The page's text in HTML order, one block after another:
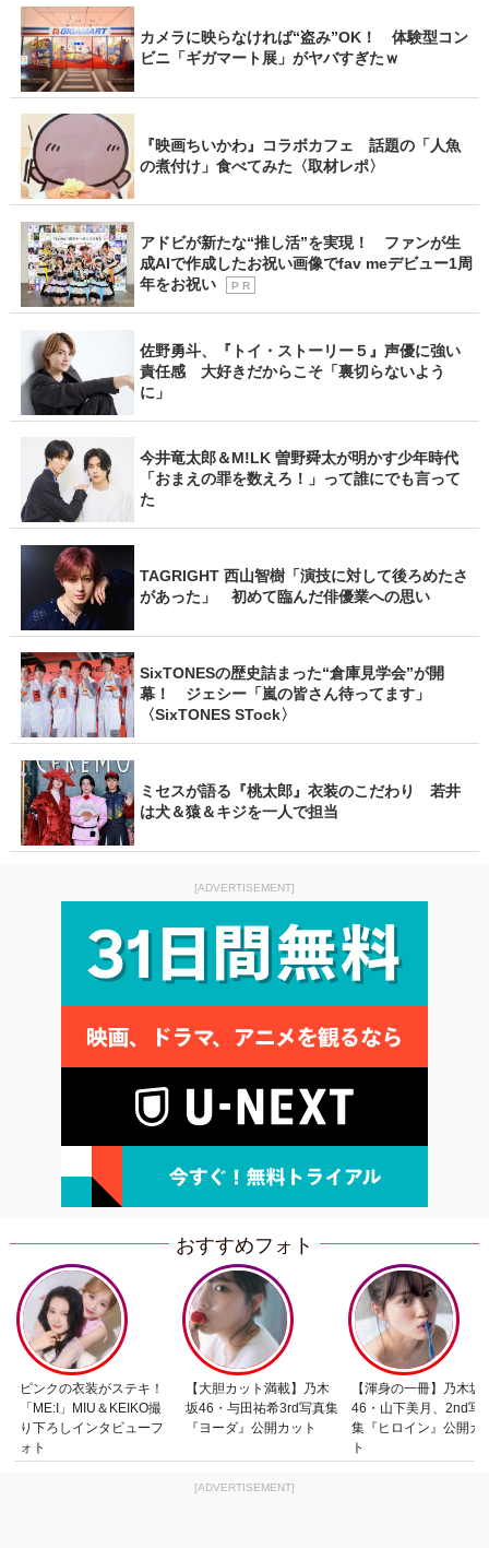
カメラに映らなければ“盗み”OK！ 体験型コン
ビニ「ギガマート展」がヤバすぎたｗ
『映画ちいかわ』コラボカフェ 話題の「人魚
の煮付け」食べてみた〈取材レポ〉
アドビが新たな“推し活”を実現！ ファンが生
成AIで作成したお祝い画像でfav meデビュー1周
年をお祝い
P R
佐野勇斗、『トイ・ストーリー５』声優に強い
責任感 大好きだからこそ「裏切らないよう
に」
今井竜太郎＆M!LK 曽野舜太が明かす少年時代
「おまえの罪を数えろ！」って誰にでも言って
た
TAGRIGHT 西山智樹「演技に対して後ろめたさ
があった」 初めて臨んだ俳優業への思い
SixTONESの歴史詰まった“倉庫見学会”が開
幕！ ジェシー「嵐の皆さん待ってます」
〈SixTONES STock〉
ミセスが語る『桃太郎』衣装のこだわり 若井
は犬＆猿＆キジを一人で担当
[ADVERTISEMENT]
おすすめフォト
ピンクの衣装がステキ！
「ME:I」MIU＆KEIKO撮
り下ろしインタビューフ
ォト
【大胆カット満載】乃木
坂46・与田祐希3rd写真集
『ヨーダ』公開カット
【渾身の一冊】乃木坂
46・山下美月、2nd写
集『ヒロイン』公開カ
ト
[ADVERTISEMENT]